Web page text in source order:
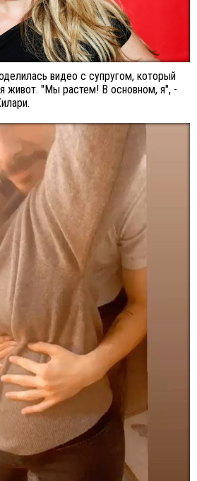
видео с супругом, который
живот. "Мы растем! В основном, я", -